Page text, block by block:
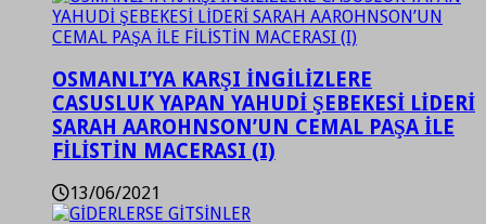
OSMANLI’YA KARŞI İNGİLİZLERE
CASUSLUK YAPAN YAHUDİ ŞEBEKESİ LİDERİ
SARAH AAROHNSON’UN CEMAL PAŞA İLE
FİLİSTİN MACERASI (I)
13/06/2021